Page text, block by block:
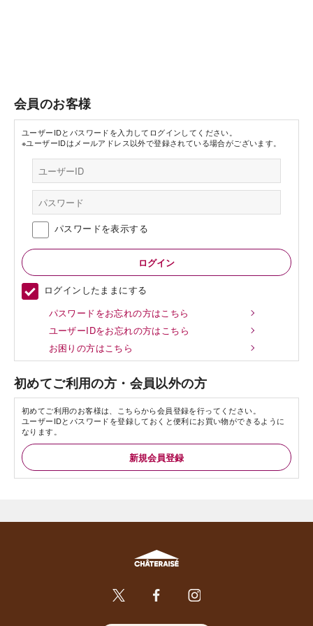
会員のお客様
ユーザーIDとパスワードを入力してログインしてください。
※ユーザーIDはメールアドレス以外で登録されている場合がございます。
パスワードを表示する
ログインしたままにする
パスワードをお忘れの方はこちら
ユーザーIDをお忘れの方はこちら
お困りの方はこちら
初めてご利用の方・会員以外の方
初めてご利用のお客様は、こちらから会員登録を行ってください。
ユーザーIDとパスワードを登録しておくと便利にお買い物ができるように
なります。